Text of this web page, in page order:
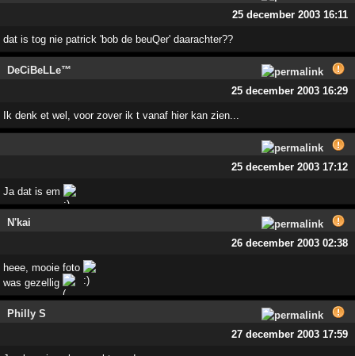
25 december 2003 16:11
dat is tog nie patrick 'bob de beuQer' daarachter??
DeCiBeLLe™
25 december 2003 16:29
Ik denk et wel, voor zover ik t vanaf hier kan zien...
25 december 2003 17:12
Ja dat is em
N'kai
26 december 2003 02:38
heee, mooie foto
was gezellig
Philly S
27 december 2003 17:59